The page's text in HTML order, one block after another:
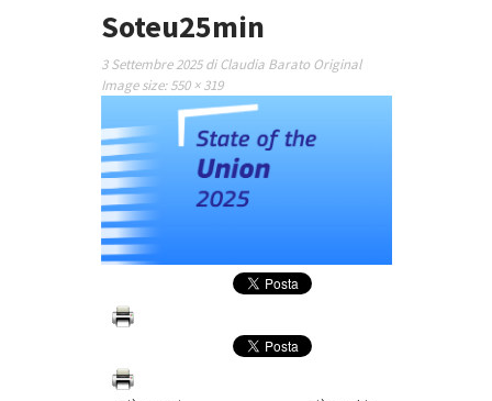
Soteu25min
3 Settembre 2025 diClaudia Barato Original
Image size:550 × 319